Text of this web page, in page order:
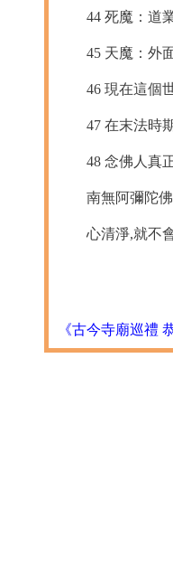
44 死魔：道業
45 天魔：外面
46 現在這個世
47 在末法時期
48 念佛人真正
南無阿彌陀佛
心清淨,就不
《古今寺廟巡禮